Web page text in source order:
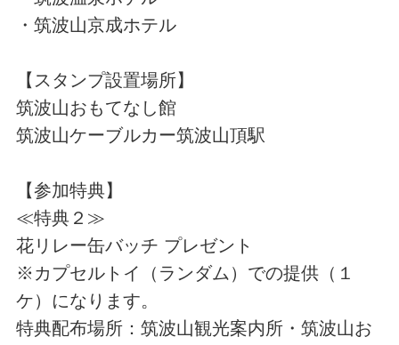
・筑波山京成ホテル
【スタンプ設置場所】
筑波山おもてなし館
筑波山ケーブルカー筑波山頂駅
【参加特典】
≪特典２≫
花リレー缶バッチ プレゼント
※カプセルトイ（ランダム）での提供（１
ケ）になります。
特典配布場所：筑波山観光案内所・筑波山お